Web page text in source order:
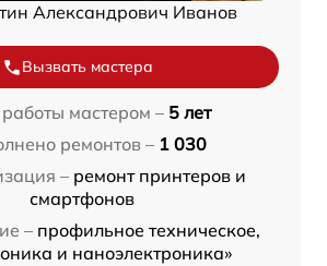
Александрович Иванов
Вызвать мастера
мастером – 5 лет
ремонтов – 1 030
– ремонт принтеров и
смартфонов
– профильное техническое,
и наноэлектроника»